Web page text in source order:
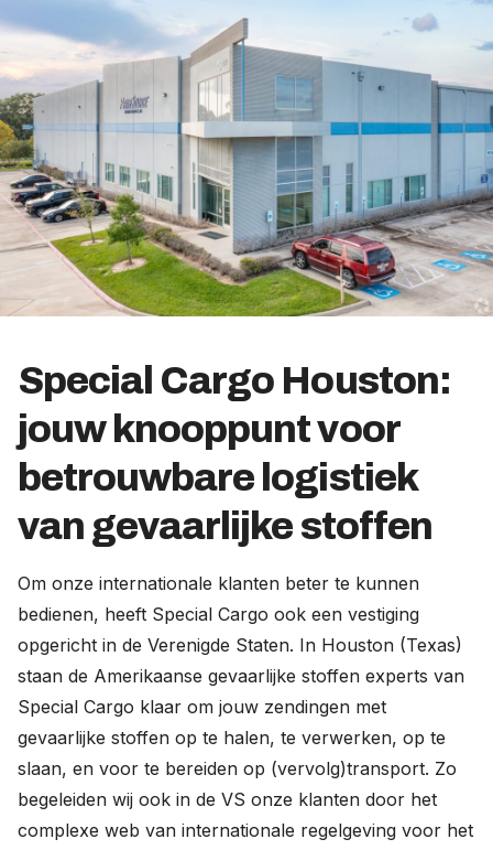
Special Cargo Houston:
jouw knooppunt voor
betrouwbare logistiek
van gevaarlijke stoffen
Om onze internationale klanten beter te kunnen
bedienen, heeft Special Cargo ook een vestiging
opgericht in de Verenigde Staten. In Houston (Texas)
staan de Amerikaanse gevaarlijke stoffen experts van
Special Cargo klaar om jouw zendingen met
gevaarlijke stoffen op te halen, te verwerken, op te
slaan, en voor te bereiden op (vervolg)transport. Zo
begeleiden wij ook in de VS onze klanten door het
complexe web van internationale regelgeving voor het